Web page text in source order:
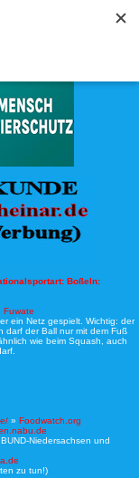
Boßeln:
Fuwate
ein Netz gespielt. Wichtig: der
darf der Ball nur mit dem Fuß
wie beim Squash, auch
» Foodwatch.org
Niedersachsen und
zu tun!)